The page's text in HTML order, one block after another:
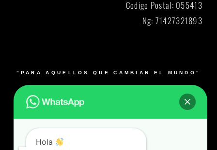
Codigo Postal: 055413
Ng: 71427321893
"PARA AQUELLOS QUE CAMBIAN EL MUNDO"
Muebles para laboratorios en Bogotá, Medellín, Cali,
Barranquilla y Bucaramanga- Colombia – Producto 100%
Colombiano
Hola